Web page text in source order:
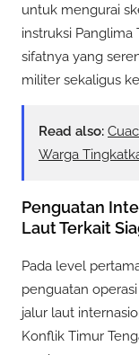
untuk mengurai
instruksi
sifatnya yang
militer sekaligus
Read also:
Warga
Penguatan
Laut Terkait
Pada level
penguatan
jalur laut
Konflik Timur